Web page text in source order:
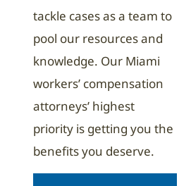
tackle cases as a team to
pool our resources and
knowledge. Our Miami
workers’ compensation
attorneys’ highest
priority is getting you the
benefits you deserve.